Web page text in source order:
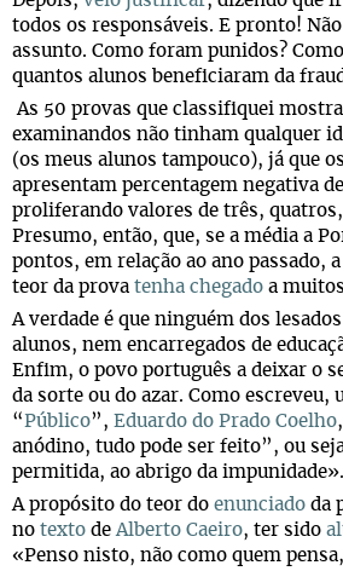
todos os responsáveis. E pronto!
assunto. Como foram punidos?
quantos alunos beneficiaram da
As 50 provas que classifiquei
examinandos não tinham qualquer
(os meus alunos tampouco), já que
apresentam percentagem negativa
proliferando valores de três,
Presumo, então, que, se a média a
pontos, em relação ao ano passado,
teor da prova tenha chegado a
A verdade é que ninguém dos
alunos, nem encarregados de
Enfim, o povo português a deixar o
da sorte ou do azar. Como escreveu,
“Público”, Eduardo do Prado Coelho
anódino, tudo pode ser feito”, ou
permitida, ao abrigo da impunidade».
A propósito do teor do enunciado da
no texto deAlberto Caeiro, ter sido
«Penso nisto, não como quem